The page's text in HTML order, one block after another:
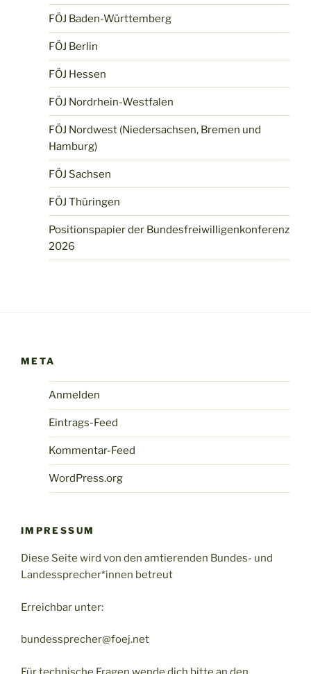
FÖJ Baden-Württemberg
FÖJ Berlin
FÖJ Hessen
FÖJ Nordrhein-Westfalen
FÖJ Nordwest (Niedersachsen, Bremen und
Hamburg)
FÖJ Sachsen
FÖJ Thüringen
Positionspapier der Bundesfreiwilligenkonferenz
2026
META
Anmelden
Eintrags-Feed
Kommentar-Feed
WordPress.org
IMPRESSUM
Diese Seite wird von den amtierenden Bundes- und
Landessprecher*innen betreut
Erreichbar unter:
bundessprecher@foej.net